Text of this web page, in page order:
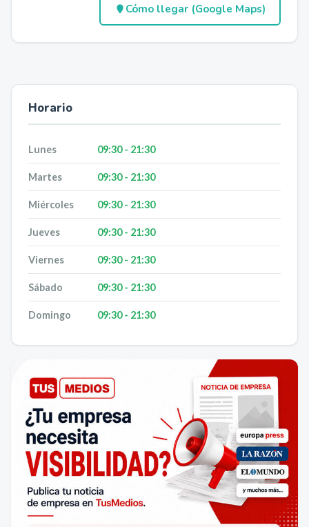
Cómo llegar (Google Maps)
Horario
Lunes 09:30 - 21:30
Martes 09:30 - 21:30
Miércoles 09:30 - 21:30
Jueves 09:30 - 21:30
Viernes 09:30 - 21:30
Sábado 09:30 - 21:30
Domingo 09:30 - 21:30